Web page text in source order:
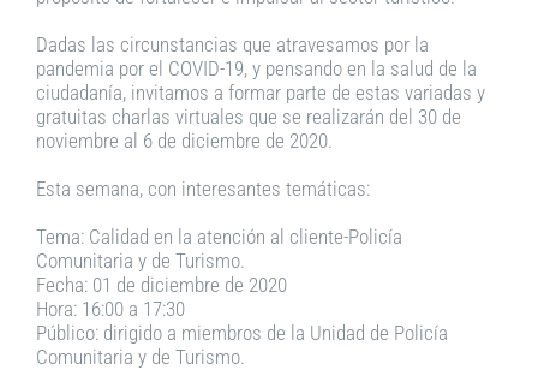
Dadas las circunstancias que atravesamos por la
pandemia por el COVID-19, y pensando en la salud de la
ciudadanía, invitamos a formar parte de estas variadas y
gratuitas charlas virtuales que se realizarán del 30 de
noviembre al 6 de diciembre de 2020.
Esta semana, con interesantes temáticas:
Tema: Calidad en la atención al cliente-Policía
Comunitaria y de Turismo.
Fecha: 01 de diciembre de 2020
Hora: 16:00 a 17:30
Público: dirigido a miembros de la Unidad de Policía
Comunitaria y de Turismo.